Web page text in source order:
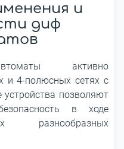
и
диф
активно
и 4-полюсных сетях с
позволяют
в ходе
разнообразных